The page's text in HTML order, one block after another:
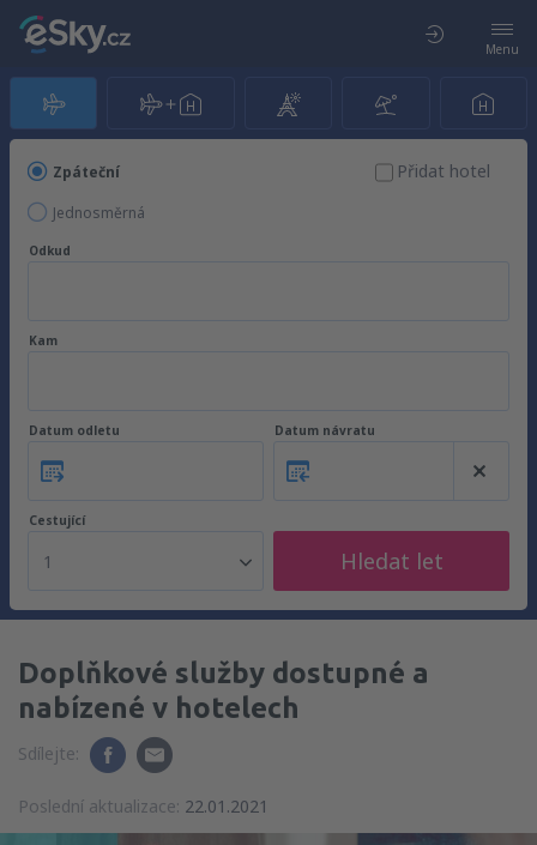
Menu
Zpáteční
Jednosměrná
Přidat hotel
Odkud
Kam
Datum odletu Datum návratu
Cestující
1 Hledat let
Doplňkové služby dostupné a
nabízené v hotelech
Sdílejte:
Poslední aktualizace: 22.01.2021